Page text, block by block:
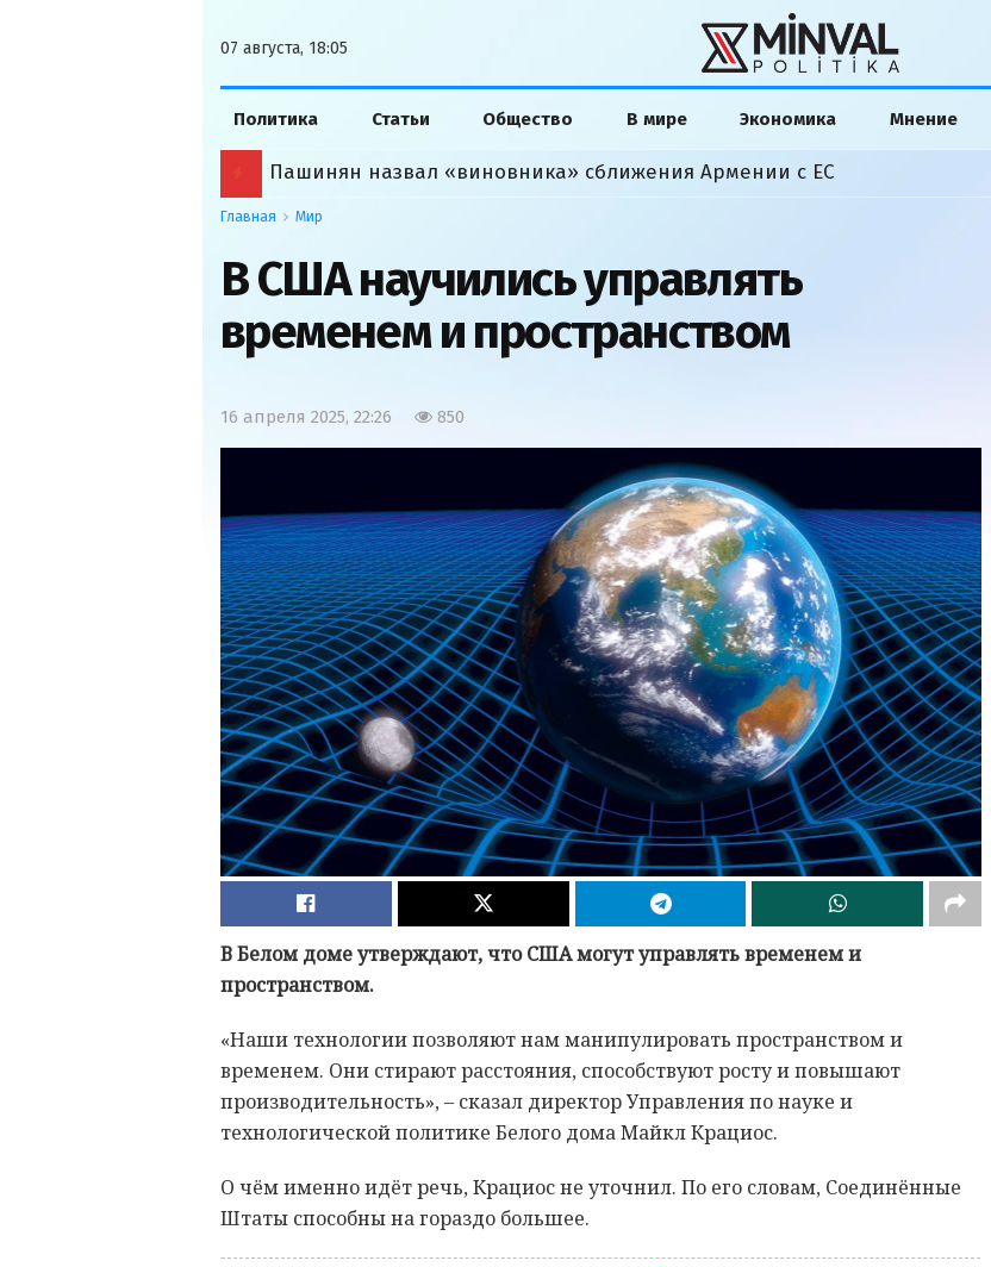
07 августа, 18:05
Политика Статьи Общество В мире Экономика Мнение
Пашинян назвал «виновника» сближения Армении с ЕС
Главная Мир
В США научились управлять
временем и пространством
16 апреля 2025, 22:26 850
В Белом доме утверждают, что США могут управлять временем и
пространством.
«Наши технологии позволяют нам манипулировать пространством и
временем. Они стирают расстояния, способствуют росту и повышают
производительность», – сказал директор Управления по науке и
технологической политике Белого дома Майкл Крациос.
О чём именно идёт речь, Крациос не уточнил. По его словам, Соединённые
Штаты способны на гораздо большее.